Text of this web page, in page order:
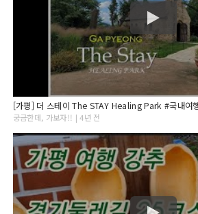
[가평] 더 스테이 The STAY Healing Park #국내여
궁금한데, 가보자!! | 4년 전